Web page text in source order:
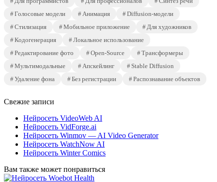
Голосовые модели
Анимация
Diffusion-модели
Стилизация
Мобильное приложение
Для художников
Кодогенерация
Локальное использование
Редактирование фото
Open-Source
Трансформеры
Мультимодальные
Апскейлинг
Stable Diffusion
Удаление фона
Без регистрации Распознавание объектов
Свежие записи
Нейросеть VideoWeb AI
Нейросеть VidForge.ai
Нейросеть Winmov — AI Video Generator
Нейросеть WatchNow AI
Нейросеть Winter Comics
Вам также может понравиться